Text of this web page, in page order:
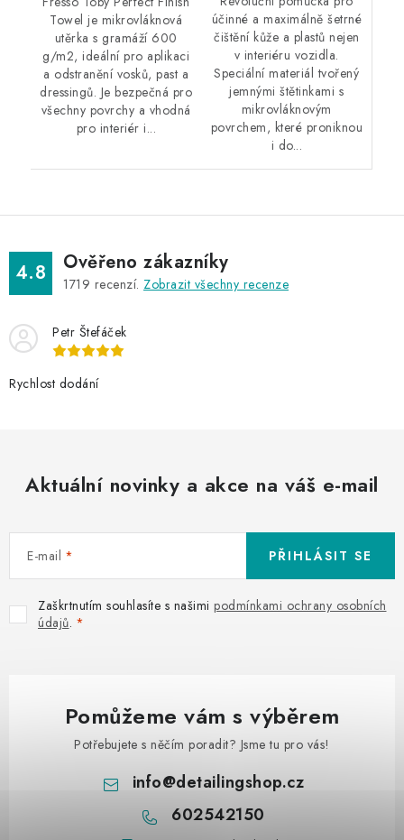
Towel je mikrovláknová
utěrka s gramáží 600
g/m2, ideální pro aplikaci
a odstranění vosků, past a
dressingů. Je bezpečná pro
všechny povrchy a vhodná
pro interiér i...
účinné a maximálně šetrné
čištění kůže a plastů nejen
v interiéru vozidla.
Speciální materiál tvořený
jemnými štětinkami s
mikrovláknovým
povrchem, které proniknou
i do...
4.8 Ověřeno zákazníky
1719 recenzí. Zobrazit všechny recenze
Petr Štefáček
Rychlost dodání
Aktuální novinky a akce na váš e-mail
E-mail
Zaškrtnutím souhlasíte s našimi podmínkami ochrany osobních
údajů.
PŘIHLÁSIT SE
Pomůžeme vám s výběrem
Potřebujete s něčím poradit? Jsme tu pro vás!
info@detailingshop.cz
602542150